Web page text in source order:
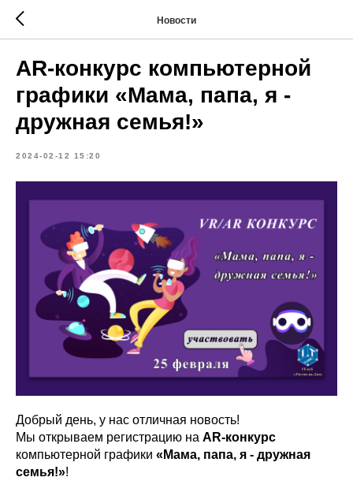
Новости
AR-конкурс компьютерной
графики «Мама, папа, я -
дружная семья!»
2024-02-12 15:20
Добрый день, у нас отличная новость!
Мы открываем регистрацию на AR-конкурс
компьютерной графики «Мама, папа, я - дружная
семья!»!